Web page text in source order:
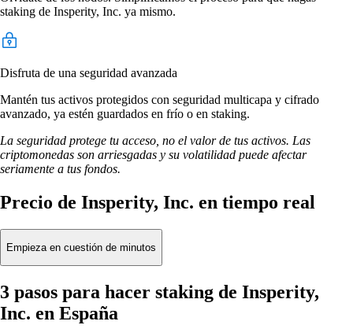
staking de Insperity, Inc. ya mismo.
Disfruta de una seguridad avanzada
Mantén tus activos protegidos con seguridad multicapa y cifrado
avanzado, ya estén guardados en frío o en staking.
La seguridad protege tu acceso, no el valor de tus activos. Las
criptomonedas son arriesgadas y su volatilidad puede afectar
seriamente a tus fondos.
Precio de Insperity, Inc. en tiempo real
Empieza en cuestión de minutos
3 pasos para hacer staking de Insperity,
Inc. en España